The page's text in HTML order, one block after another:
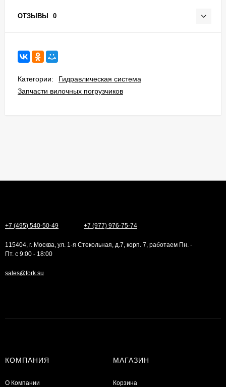
ОТЗЫВЫ 0
Категории:
Гидравлическая система
Запчасти вилочных погрузчиков
+7 (495) 540-50-49 +7 (977) 976-75-74
115404, г. Москва, ул. 1-я Стекольная, д.7, корп. 7, работаем Пн. -
Пт. с 9:00 - 18:00
sales@fork.su
КОМПАНИЯ
О Компании
МАГАЗИН
Корзина